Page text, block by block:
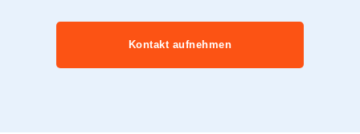
Kontakt aufnehmen